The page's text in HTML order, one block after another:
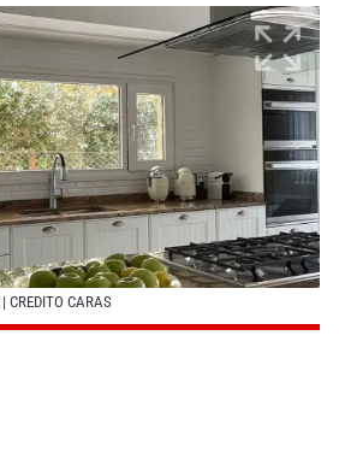
| CREDITO CARAS